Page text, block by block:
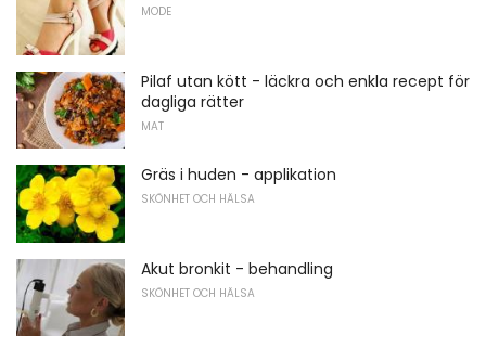
MODE
Pilaf utan kött - läckra och enkla recept för
dagliga rätter
MAT
Gräs i huden - applikation
SKÖNHET OCH HÄLSA
Akut bronkit - behandling
SKÖNHET OCH HÄLSA